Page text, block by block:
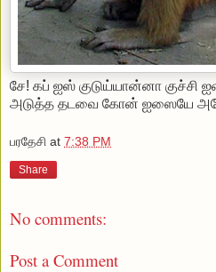
சே! கப் ஐஸ் குடுய்யான்னா குச்சி
அடுத்த தடவை கோன் ஐஸையே
பரதேசி at 7:38 PM
Share
No comments:
Post a Comment